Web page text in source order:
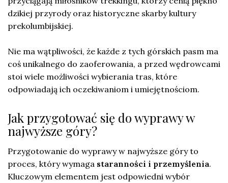
dzikiej przyrody oraz historyczne skarby kultury
prekolumbijskiej.
Nie ma wątpliwości, że każde z tych górskich pasm ma
coś unikalnego do zaoferowania, a przed wędrowcami
stoi wiele możliwości wybierania tras, które
odpowiadają ich oczekiwaniom i umiejętnościom.
Jak przygotować się do wyprawy w
najwyższe góry?
Przygotowanie do wyprawy w najwyższe góry to
proces, który wymaga staranności i przemyślenia.
Kluczowym elementem jest odpowiedni wybór